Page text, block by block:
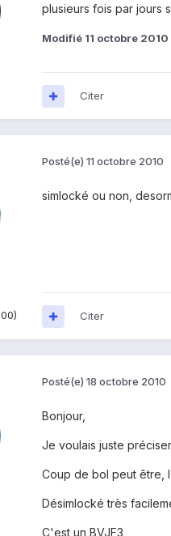
plusieurs fois par jours
Modifié 11 octobre 2010
Citer
Posté(e) 11 octobre 2010
simlocké ou non,
Citer
Posté(e) 18 octobre 2010
Bonjour,
Je voulais juste
Coup de bol peut être,
Désimlocké très
C'est un BVJF3